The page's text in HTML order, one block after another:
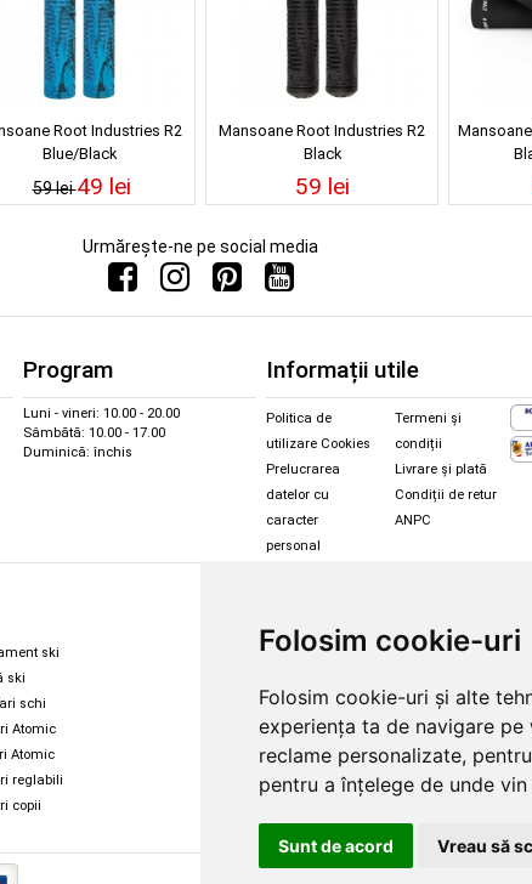
Folosim cookie-uri
Folosim cookie-uri și alte
experiența ta de navigare
reclame personalizate,
pentru a înțelege de unde
Sunt de acord Vreau să
Root Industries R2
Blue/Black
59 lei49 lei
Mansoane Root Industries R2
Black
59 lei
Urmărește-ne pe social media
Program
Luni - vineri: 10.00 - 20.00
Sâmbătă: 10.00 - 17.00
Duminică: închis
Informații utile
Politica de
utilizare Cookies
Prelucrarea
datelor cu
caracter
personal
Termeni și
condiții
Livrare și plată
Condiții de retur
ANPC
ski
ski
schi
Atomic
Atomic
reglabili
copii
Magazin snowboard
Legături Rome SDS
Skate & longboard
Santa Cruz
Căști și
Ochelari
Ochelari